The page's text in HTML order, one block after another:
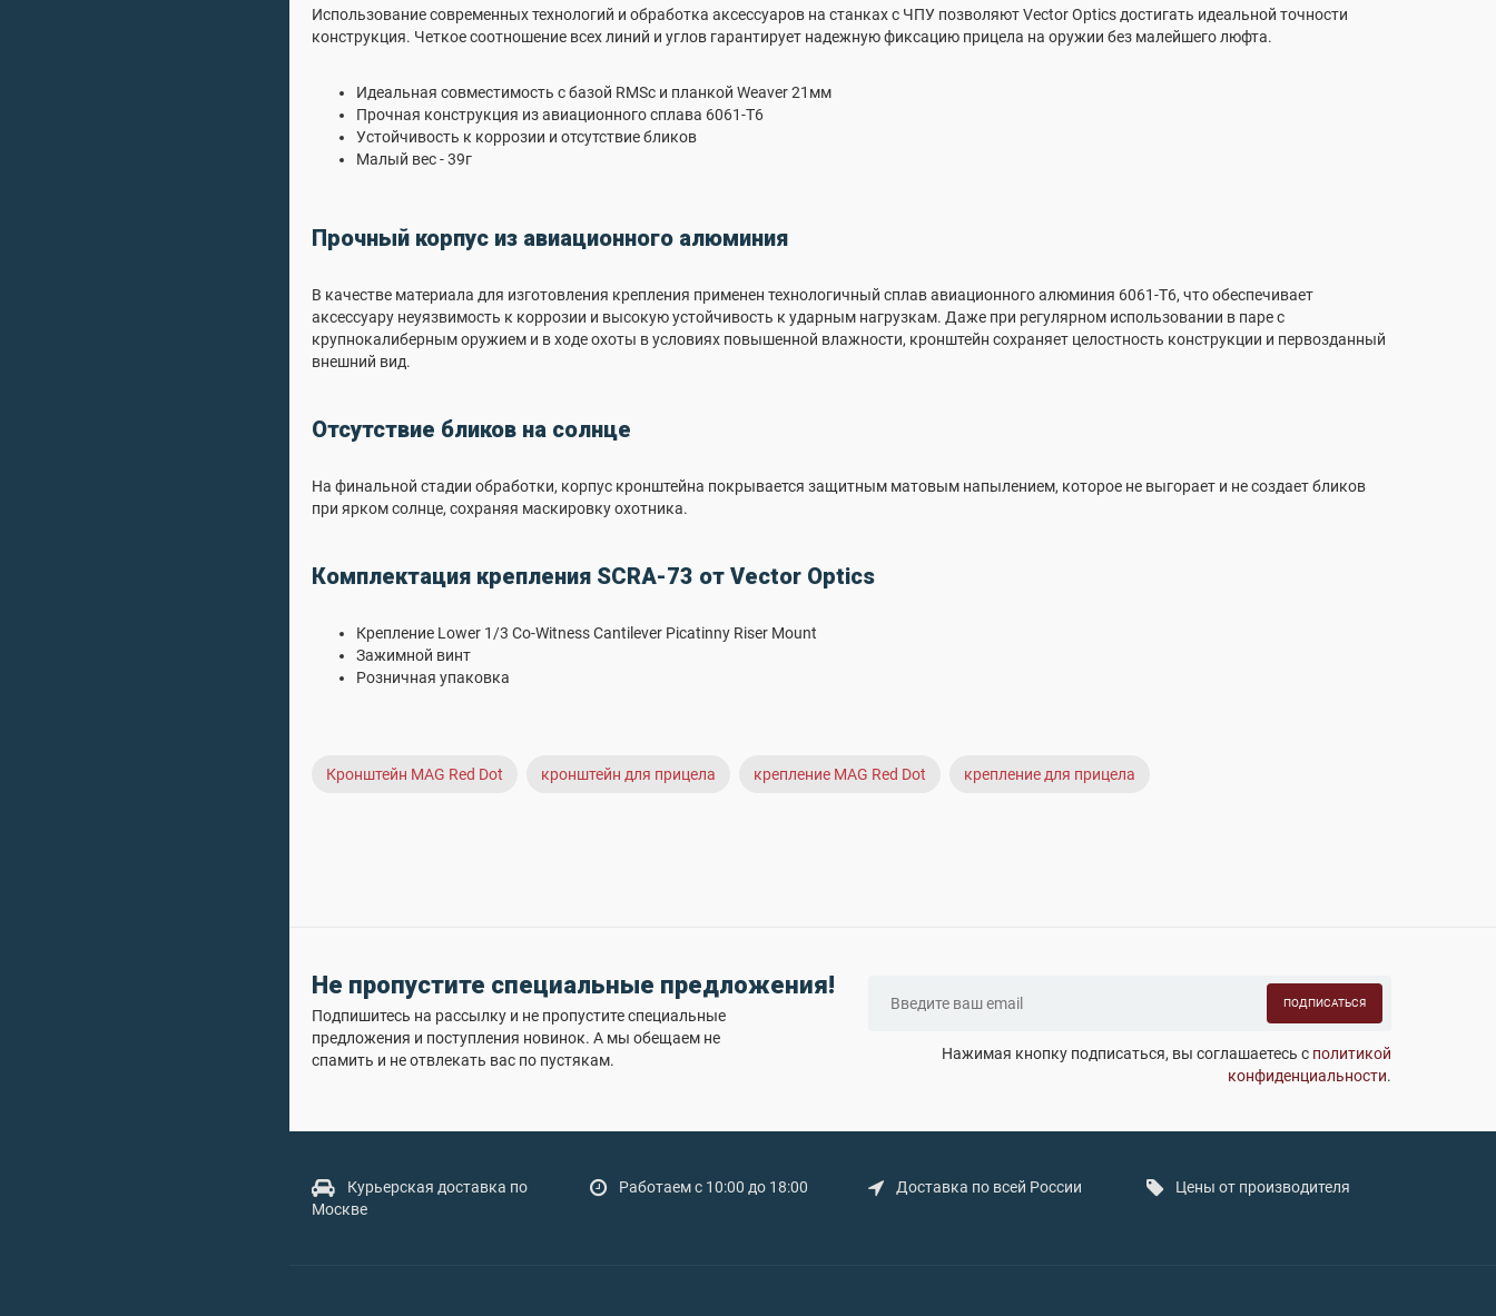
Использование современных технологий и обработка аксессуаров на станках с ЧПУ позволяют Vector Optics достигать идеальной точности
конструкция. Четкое соотношение всех линий и углов гарантирует надежную фиксацию прицела на оружии без малейшего люфта.
Идеальная совместимость с базой RMSc и планкой Weaver 21мм
Прочная конструкция из авиационного сплава 6061-T6
Устойчивость к коррозии и отсутствие бликов
Малый вес - 39г
Прочный корпус из авиационного алюминия
В качестве материала для изготовления крепления применен технологичный сплав авиационного алюминия 6061-T6, что обеспечивает
аксессуару неуязвимость к коррозии и высокую устойчивость к ударным нагрузкам. Даже при регулярном использовании в паре с
крупнокалиберным оружием и в ходе охоты в условиях повышенной влажности, кронштейн сохраняет целостность конструкции и первозданный
внешний вид.
Отсутствие бликов на солнце
На финальной стадии обработки, корпус кронштейна покрывается защитным матовым напылением, которое не выгорает и не создает бликов
при ярком солнце, сохраняя маскировку охотника.
Комплектация крепления SCRA-73 от Vector Optics
Крепление Lower 1/3 Co-Witness Cantilever Picatinny Riser Mount
Зажимной винт
Розничная упаковка
Кронштейн MAG Red Dot кронштейн для прицела крепление MAG Red Dot крепление для прицела
Не пропустите специальные предложения!
Подпишитесь на рассылку и не пропустите специальные
предложения и поступления новинок. А мы обещаем не
спамить и не отвлекать вас по пустякам.
ПОДПИСАТЬСЯ
Нажимая кнопку подписаться, вы соглашаетесь с политикой
конфиденциальности.
Курьерская доставка по
Москве
Работаем с 10:00 до 18:00 Доставка по всей России Цены от производителя